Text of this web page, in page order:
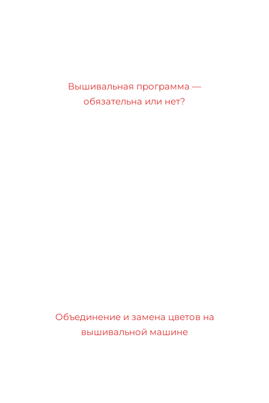
Вышивальная программа —
обязательна или нет?
Объединение и замена цветов на
вышивальной машине